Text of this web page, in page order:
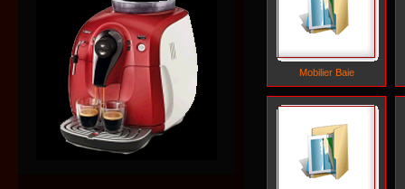
Mobilier Baie